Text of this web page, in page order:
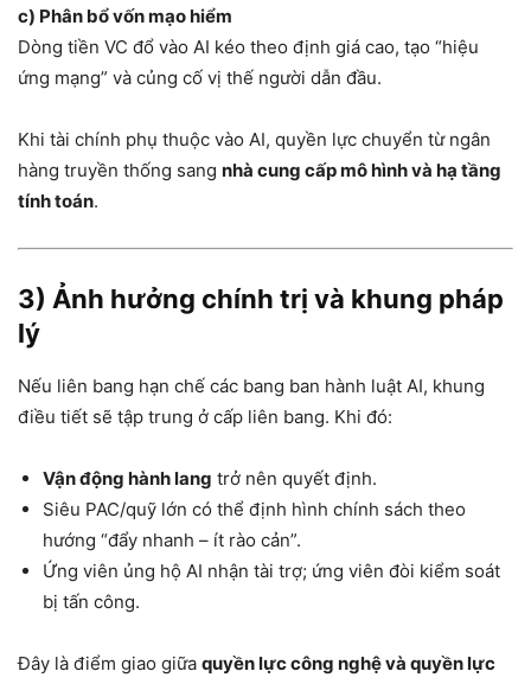
c) Phân bổ vốn mạo hiểm
Dòng tiền VC đổ vào AI kéo theo định giá cao, tạo “hiệu
ứng mạng” và củng cố vị thế người dẫn đầu.
Khi tài chính phụ thuộc vào AI, quyền lực chuyển từ ngân
hàng truyền thống sang nhà cung cấp mô hình và hạ tầng
tính toán.
3) Ảnh hưởng chính trị và khung pháp
lý
Nếu liên bang hạn chế các bang ban hành luật AI, khung
điều tiết sẽ tập trung ở cấp liên bang. Khi đó:
Vận động hành lang trở nên quyết định.
Siêu PAC/quỹ lớn có thể định hình chính sách theo
hướng “đẩy nhanh – ít rào cản”.
Ứng viên ủng hộ AI nhận tài trợ; ứng viên đòi kiểm soát
bị tấn công.
Đây là điểm giao giữa quyền lực công nghệ và quyền lực